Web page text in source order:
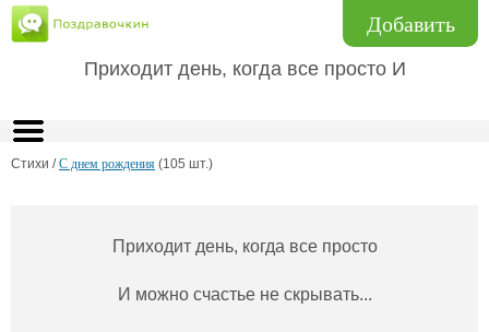
Добавить
Приходит день, когда все просто И
Стихи /С днем рождения (105 шт.)
Приходит день, когда все просто
И можно счастье не скрывать...